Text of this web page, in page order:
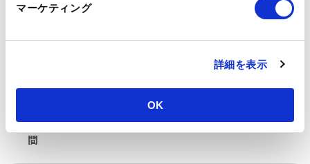
マーケティング
詳細を表示
OK
期
間
2019年5月10日（金）～2019年8月9日
（金）全11回